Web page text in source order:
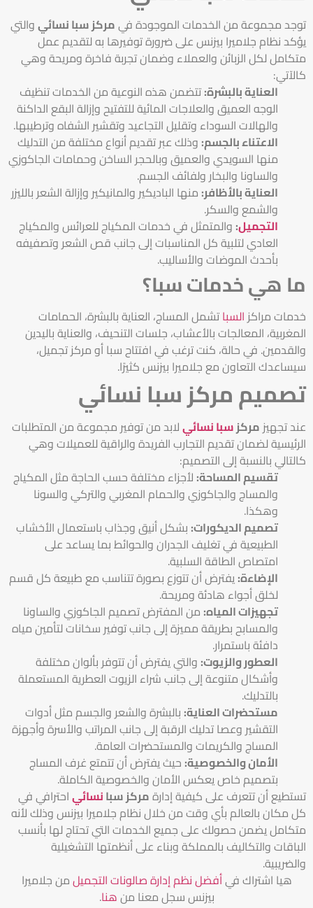
توجد مجموعة من الخدمات الموجودة فيمركز سبا نسائيوالتي
يؤكد نظام جلاميرا بيزنس على ضرورة توفيرها به لتقديم عمل
متكامل لكل الزبائن والعملاء وضمان تجربة فاخرة ومريحة وهي
كالآتي:
العناية بالبشرة:تتضمن هذه النوعية من الخدمات تنظيف
الوجه العميق والعلاجات المائية للتفتيح وإزالة البقع الداكنة
والهالات السوداء وتقليل التجاعيد وتقشير الشفاه وترطيبها.
الاعتناء بالجسم: وذلك عبر تقديم أنواع مختلفة من التدليك
منها السويدي والعميق وبالحجر الساخن وحمامات الجاكوزي
والساونا والبخار ولفائف الجسم.
العناية بالأظافر: منها الباديكير والمانيكير وإزالة الشعر بالليزر
والشمع والسكر.
التجميل: والمتمثل في خدمات المكياج للعرائس والمكياج
العادي لتلبية كل المناسبات إلى جانب قص الشعر وتصفيفه
بأحدث الموضات والأساليب.
ما هي خدمات سبا؟
خدمات مراكز السباتشمل المساج، العناية بالبشرة، الحمامات
المغربية، المعالجات بالأعشاب، جلسات التنحيف، والعناية باليدين
والقدمين. في حالة، كنت ترغب في افتتاح سبا أو مركز تجميل،
سيساعدك التعاون مع جلاميرا بيزنس كثيرًا.
تصميم مركز سبا نسائي
عند تجهيز مركزسبا نسائيلابد من توفير مجموعة من المتطلبات
الرئيسية لضمان تقديم التجارب الفريدة والراقية للعميلات وهي
كالتالي بالنسبة إلى التصميم:
تقسيم المساحة: لأجزاء مختلفة حسب الحاجة مثل المكياج
والمساج والجاكوزي والحمام المغربي والتركي والسونا
وهكذا.
تصميم الديكورات: بشكل أنيق وجذاب باستعمال الأخشاب
الطبيعية في تغليف الجدران والحوائط بما يساعد على
امتصاص الطاقة السلبية.
الإضاءة:يفترض أن تتوزع بصورة تتناسب مع طبيعة كل قسم
لخلق أجواء هادئة ومريحة.
تجهيزات المياه: من المفترض تصميم الجاكوزي والساونا
والمسابح بطريقة مميزة إلى جانب توفير سخانات لتأمين مياه
دافئة باستمرار.
العطور والزيوت: والتي يفترض أن تتوفر بألوان مختلفة
وأشكال متنوعة إلى جانب شراء الزيوت العطرية المستعملة
بالتدليك.
مستحضرات العناية: بالبشرة والشعر والجسم مثل أدوات
التقشير وعصا تدليك الرقبة إلى جانب المراتب والأسرة وأجهزة
المساج والكريمات والمستحضرات العامة.
الأمان والخصوصية: حيث يفترض أن تتمتع غرف المساج
بتصميم خاص يعكس الأمان والخصوصية الكاملة.
تستطيع أن تتعرف على كيفية إدارةمركز سبانسائياحترافي في
كل مكان بالعالم بأي وقت من خلال نظام جلاميرا بيزنس وذلك لأنه
متكامل يضمن حصولك على جميع الخدمات التي تحتاج لها بأنسب
الباقات والتكاليف بالمملكة وبناء على أنظمتها التشغيلية
والضريبية.
هيا اشتراك فيأفضل نظم إدارة صالونات التجميلمن جلاميرا
بيزنس سجل معنا منهنا.